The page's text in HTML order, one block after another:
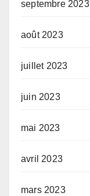
septembre 2023
août 2023
juillet 2023
juin 2023
mai 2023
avril 2023
mars 2023